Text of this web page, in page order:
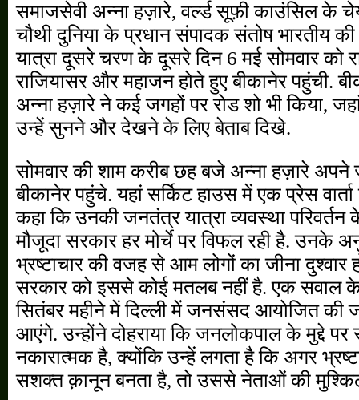
समाजसेवी अन्ना हज़ारे, वर्ल्ड सूफ़ी काउंसिल के
चौथी दुनिया के प्रधान संपादक संतोष भारतीय
यात्रा दूसरे चरण के दूसरे दिन 6 मई सोमवार को
राजियासर और महाजन होते हुए बीकानेर पहुंची.
अन्ना हज़ारे ने कई जगहों पर रोड शो भी किया,
उन्हें सुनने और देखने के लिए बेताब दिखे.
सोमवार की शाम करीब छह बजे अन्ना हज़ारे
बीकानेर पहुंचे. यहां सर्किट हाउस में एक प्रेस
कहा कि उनकी जनतंत्र यात्रा व्यवस्था परिवर्तन
मौजूदा सरकार हर मोर्चे पर विफल रही है. उनके
भ्रष्टाचार की वजह से आम लोगों का जीना दुश्वार
सरकार को इससे कोई मतलब नहीं है. एक सवाल
सितंबर महीने में दिल्ली में जनसंसद आयोजित की
आएंगे. उन्होंने दोहराया कि जनलोकपाल के मुद्दे पर
नकारात्मक है, क्योंकि उन्हें लगता है कि अगर
सशक्त क़ानून बनता है, तो उससे नेताओं की